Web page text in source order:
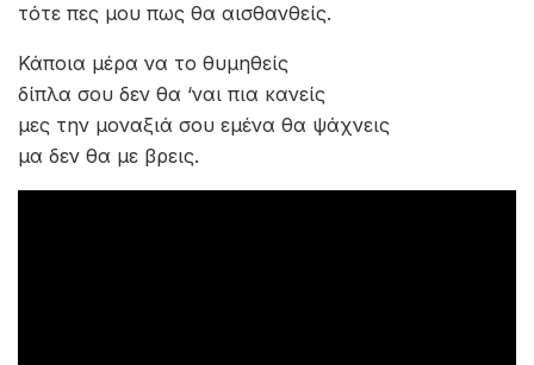
τότε πες μου πως θα αισθανθείς.
Κάποια μέρα να το θυμηθείς
δίπλα σου δεν θα ‘ναι πια κανείς
μες την μοναξιά σου εμένα θα ψάχνεις
μα δεν θα με βρεις.